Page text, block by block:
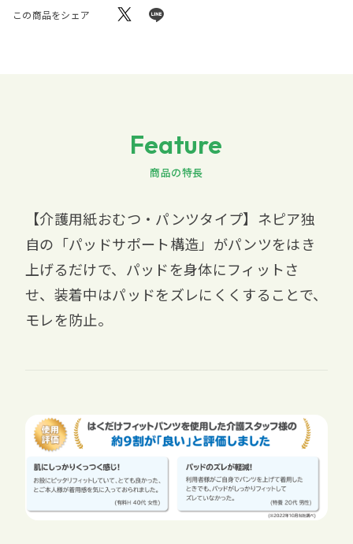
この商品をシェア
Feature
商品の特長
【介護用紙おむつ・パンツタイプ】ネピア独
自の「パッドサポート構造」がパンツをはき
上げるだけで、パッドを身体にフィットさ
せ、装着中はパッドをズレにくくすることで、
モレを防止。